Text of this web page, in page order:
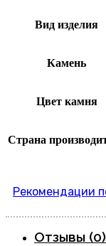
Вид изделия
Камень
Цвет камня
Страна
Рекомендации
Отзывы (0)